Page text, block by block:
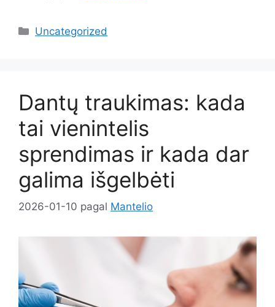
Kategorijos
Uncategorized
Dantų traukimas: kada
tai vienintelis
sprendimas ir kada dar
galima išgelbėti
2026-01-10 pagal Mantelio